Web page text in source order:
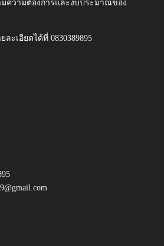
ความต้องการและงบประมาณของ
ะเอียดได้ที่ 0830389895